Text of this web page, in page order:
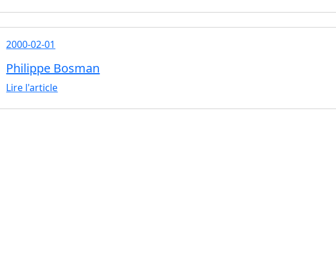
2000-02-01
Philippe Bosman
Lire l'article